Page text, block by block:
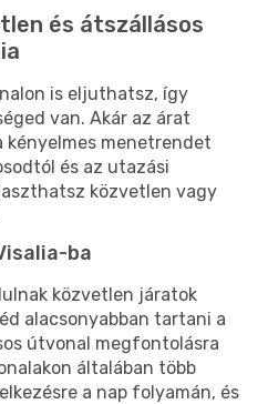
és átszállásos
is eljuthatsz, így
van. Akár az árat
menetrendet
és az utazási
közvetlen vagy
ba
közvetlen járatok
alacsonyabban tartani a
útvonal megfontolásra
általában több
a nap folyamán, és